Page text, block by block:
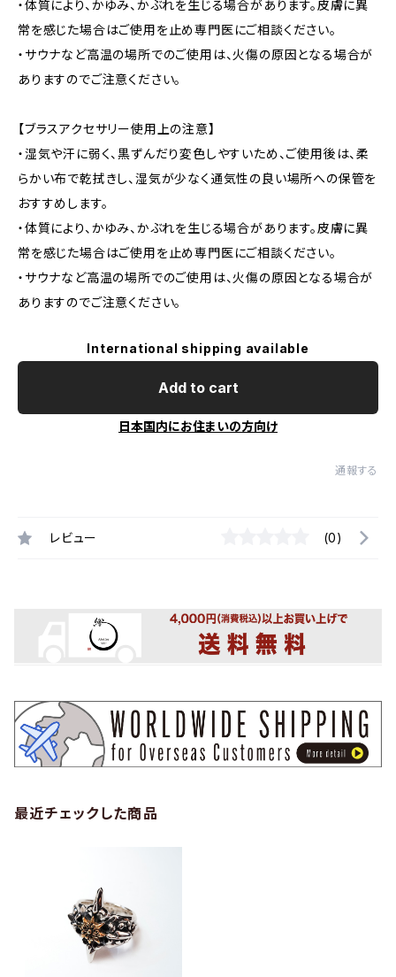
・体質により、かゆみ、かぶれを生じる場合があります。皮膚に異
常を感じた場合はご使用を止め専門医にご相談ください。
・サウナなど高温の場所でのご使用は、火傷の原因となる場合が
ありますのでご注意ください。
【ブラスアクセサリー使用上の注意】
・湿気や汗に弱く、黒ずんだり変色しやすいため、ご使用後は、柔
らかい布で乾拭きし、湿気が少なく通気性の良い場所への保管を
おすすめします。
・体質により、かゆみ、かぶれを生じる場合があります。皮膚に異
常を感じた場合はご使用を止め専門医にご相談ください。
・サウナなど高温の場所でのご使用は、火傷の原因となる場合が
ありますのでご注意ください。
International shipping available
Add to cart
日本国内にお住まいの方向け
通報する
レビュー (0)
最近チェックした商品